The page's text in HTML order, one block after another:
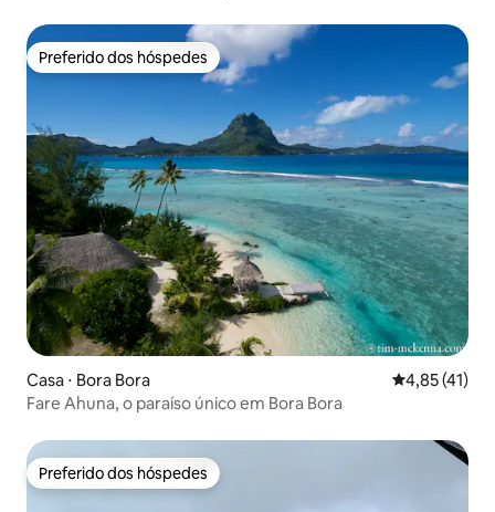
Preferido dos hóspedes
Preferido dos hóspedes
Casa ⋅ Bora Bora 4,85 de uma
4,85 (41)
Fare Ahuna, o paraíso único em Bora Bora
Preferido dos hóspedes
Preferido dos hóspedes